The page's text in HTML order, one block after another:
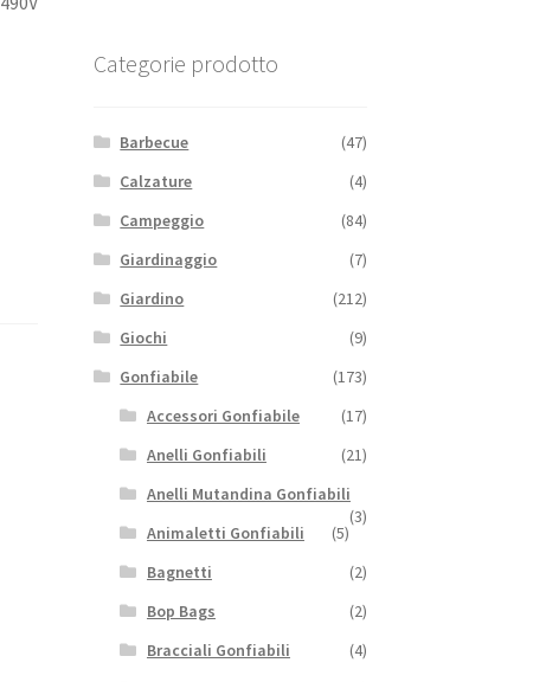
Categorie prodotto
Barbecue
(47)
Calzature
(4)
Campeggio
(84)
Giardinaggio
(7)
Giardino
(212)
Giochi
(9)
Gonfiabile
(173)
Accessori Gonfiabile
(17)
Anelli Gonfiabili
(21)
Anelli Mutandina Gonfiabili
(3)
Animaletti Gonfiabili
(5)
Bagnetti
(2)
Bop Bags
(2)
Bracciali Gonfiabili
(4)